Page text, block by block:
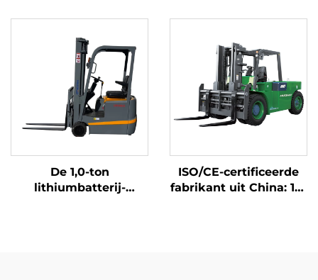
buitenshuis, heftrucks
met voorwaartse
beweging, duurzame
Chinese motor
Japanse ISUZU-motor
De 1,0-ton
lithiumbatterij-
ISO/CE-certificeerde
fabrikant uit China: 10-